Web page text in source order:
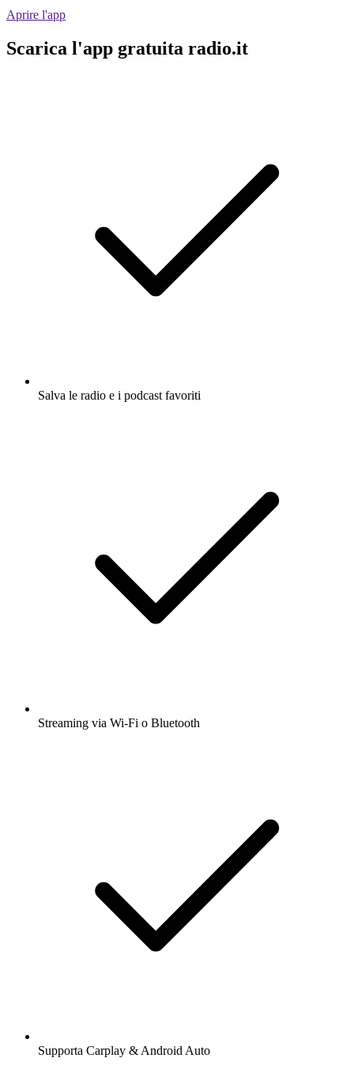
Aprire l'app
Scarica l'app gratuita radio.it
Salva le radio e i podcast favoriti
Streaming via Wi-Fi o Bluetooth
Supporta Carplay & Android Auto